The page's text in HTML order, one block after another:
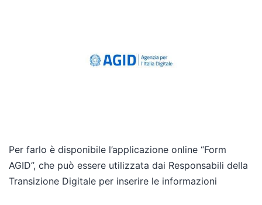
Per farlo è disponibile l’applicazione online “Form
AGID”, che può essere utilizzata dai Responsabili della
Transizione Digitale per inserire le informazioni